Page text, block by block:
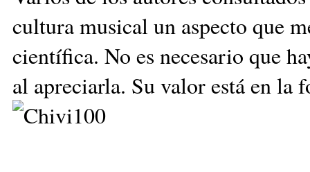
cultura musical un aspecto que
científica. No es necesario que
al apreciarla. Su valor está en la